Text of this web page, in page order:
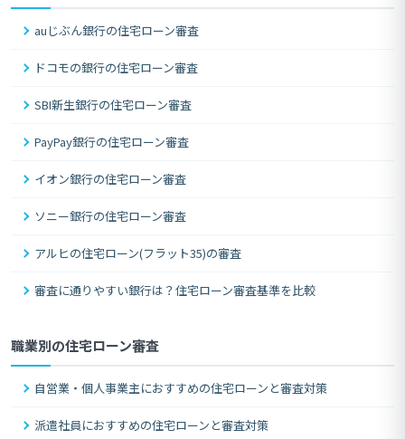
auじぶん銀行の住宅ローン審査
ドコモの銀行の住宅ローン審査
SBI新生銀行の住宅ローン審査
PayPay銀行の住宅ローン審査
イオン銀行の住宅ローン審査
ソニー銀行の住宅ローン審査
アルヒの住宅ローン(フラット35)の審査
審査に通りやすい銀行は？住宅ローン審査基準を比較
職業別の住宅ローン審査
自営業・個人事業主におすすめの住宅ローンと審査対策
派遣社員におすすめの住宅ローンと審査対策